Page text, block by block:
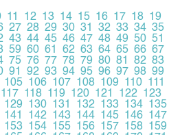
11 12 13 14 15 16 17 18 19
27 28 29 30 31 32 33 34 35
43 44 45 46 47 48 49 50 51
59 60 61 62 63 64 65 66 67
75 76 77 78 79 80 81 82 83
91 92 93 94 95 96 97 98 99
105 106 107 108 109 110 111
117 118 119 120 121 122 123
129 130 131 132 133 134 135
141 142 143 144 145 146 147
153 154 155 156 157 158 159